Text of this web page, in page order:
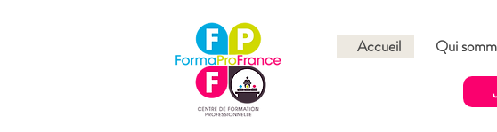
Accueil Qui